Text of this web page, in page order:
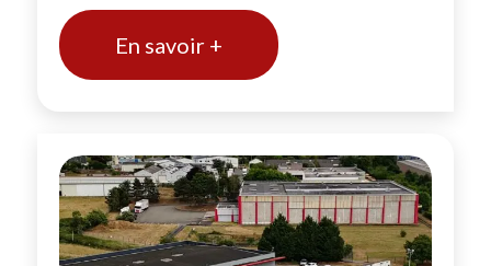
En savoir +